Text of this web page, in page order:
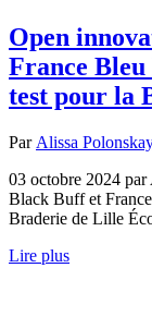
Open
France
test pour la
Par Alissa
03 octobre 2024
Black Buff et
Braderie de Lille
Lire plus